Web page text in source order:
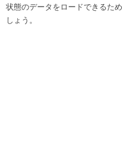
状態のデータをロードできるた
しょう。